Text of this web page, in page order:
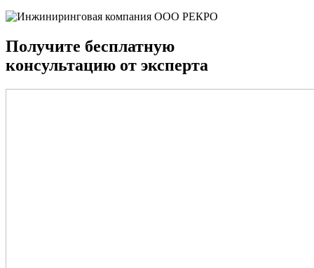
Получите бесплатную
консультацию от эксперта